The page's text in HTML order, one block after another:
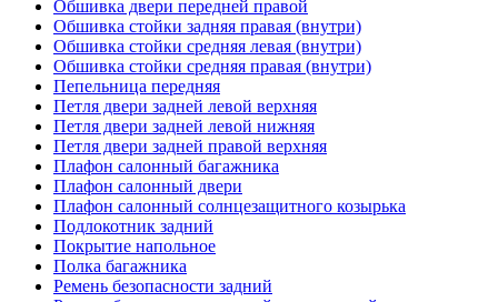
Обшивка двери передней правой
Обшивка стойки задняя правая (внутри)
Обшивка стойки средняя левая (внутри)
Обшивка стойки средняя правая (внутри)
Пепельница передняя
Петля двери задней левой верхняя
Петля двери задней левой нижняя
Петля двери задней правой верхняя
Плафон салонный багажника
Плафон салонный двери
Плафон салонный солнцезащитного козырька
Подлокотник задний
Покрытие напольное
Полка багажника
Ремень безопасности задний